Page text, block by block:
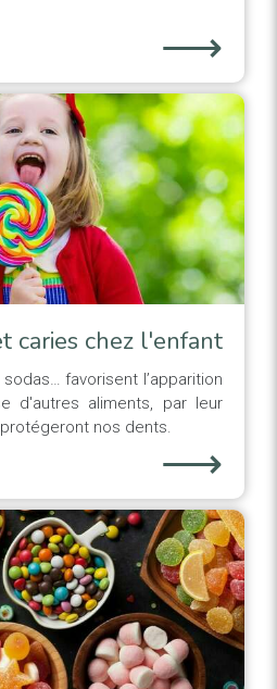
⟶
caries chez l'enfant
favorisent l’apparition
d'autres aliments, par leur
nos dents.
⟶